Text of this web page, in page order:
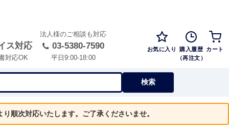
ス対応
対応OK
法人様のご相談も対応
03-5380-7590
平日9:00-18:00
お気に入り 購入履歴
（再注文）
カート
検索
順次対応いたします。ご了承くださいませ。